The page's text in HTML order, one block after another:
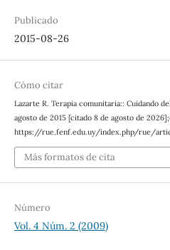
Publicado
2015-08-26
Cómo citar
Lazarte R. Terapia comunitaria:: Cuidando
agosto de 2015 [citado 8 de agosto de
https://rue.fenf.edu.uy/index.php/rue/
Más formatos de cita
Número
Vol. 4 Núm. 2 (2009)